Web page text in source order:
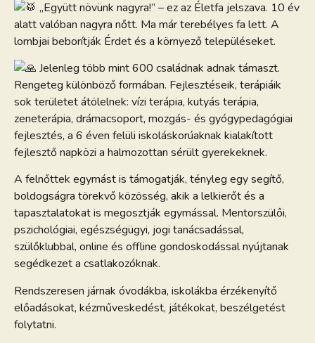
„Együtt növünk nagyra!” – ez az Életfa jelszava. 10 év
alatt valóban nagyra nőtt. Ma már terebélyes fa lett. A
lombjai beborítják Érdet és a környező településeket.
Jelenleg több mint 600 családnak adnak támaszt.
Rengeteg különböző formában. Fejlesztéseik, terápiáik
sok területet átölelnek: vízi terápia, kutyás terápia,
zeneterápia, drámacsoport, mozgás- és gyógypedagógiai
fejlesztés, a 6 éven felüli iskoláskorúaknak kialakított
fejlesztő napközi a halmozottan sérült gyerekeknek.
A felnőttek egymást is támogatják, tényleg egy segítő,
boldogságra törekvő közösség, akik a lelkierőt és a
tapasztalatokat is megosztják egymással. Mentorszülői,
pszichológiai, egészségügyi, jogi tanácsadással,
szülőklubbal, online és offline gondoskodással nyújtanak
segédkezet a csatlakozóknak.
Rendszeresen járnak óvodákba, iskolákba érzékenyítő
előadásokat, kézműveskedést, játékokat, beszélgetést
folytatni.